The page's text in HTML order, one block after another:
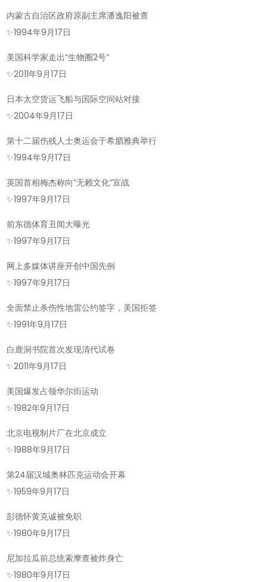
内蒙古自治区政府原副主席潘逸阳被查
✨1994年9月17日
美国科学家走出“生物圈2号”
✨2011年9月17日
日本太空货运飞船与国际空间站对接
✨2004年9月17日
第十二届伤残人士奥运会于希腊雅典举行
✨1994年9月17日
英国首相梅杰称向“无赖文化”宣战
✨1997年9月17日
前东德体育丑闻大曝光
✨1997年9月17日
网上多媒体讲座开创中国先例
✨1997年9月17日
全面禁止杀伤性地雷公约签字，美国拒签
✨1991年9月17日
白鹿洞书院首次发现清代试卷
✨2011年9月17日
美国爆发占领华尔街运动
✨1982年9月17日
北京电视制片厂在北京成立
✨1988年9月17日
第24届汉城奥林匹克运动会开幕
✨1959年9月17日
彭德怀黄克诚被免职
✨1980年9月17日
尼加拉瓜前总统索摩查被炸身亡
✨1980年9月17日